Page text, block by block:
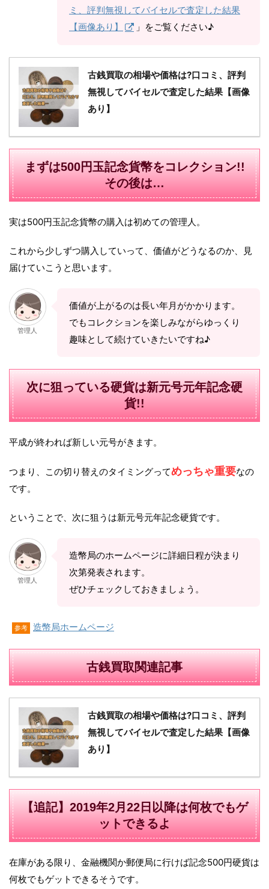
ミ、評判無視してバイセルで査定した結果
【画像あり】
」をご覧ください♪
古銭買取の相場や価格は?口コミ、評判
無視してバイセルで査定した結果【画像
あり】
まずは500円玉記念貨幣をコレクション!!
その後は…
実は500円玉記念貨幣の購入は初めての管理人。
これから少しずつ購入していって、価値がどうなるのか、見
届けていこうと思います。
管理人
価値が上がるのは長い年月がかかります。
でもコレクションを楽しみながらゆっくり
趣味として続けていきたいですね♪
次に狙っている硬貨は新元号元年記念硬
貨!!
平成が終われば新しい元号がきます。
つまり、この切り替えのタイミングってめっちゃ重要なの
です。
ということで、次に狙うは新元号元年記念硬貨です。
管理人
造幣局のホームページに詳細日程が決まり
次第発表されます。
ぜひチェックしておきましょう。
参考 造幣局ホームページ
古銭買取関連記事
古銭買取の相場や価格は?口コミ、評判
無視してバイセルで査定した結果【画像
あり】
【追記】2019年2月22日以降は何枚でもゲ
ットできるよ
在庫がある限り、金融機関か郵便局に行けば記念500円硬貨は
何枚でもゲットできるそうです。